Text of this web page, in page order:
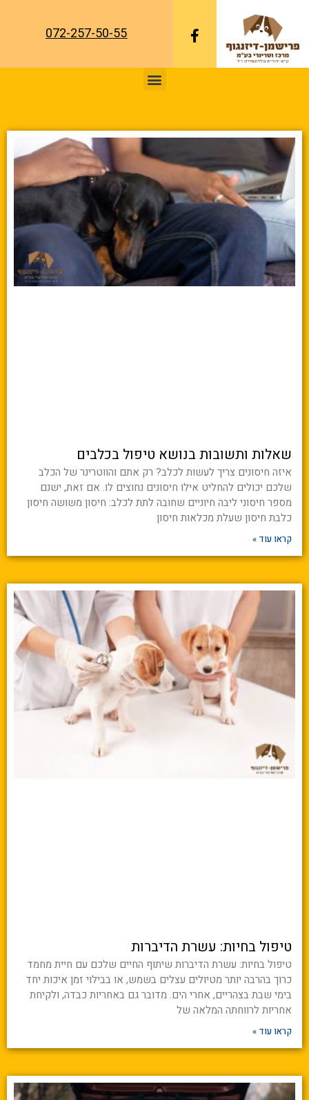
072-257-50-55
שאלות ותשובות בנושא טיפול בכלבים
איזה חיסונים צריך לעשות לכלב? רק אתם והווטרינר של הכלב
שלכם יכולים להחליט אילו חיסונים נחוצים לו. אם זאת, ישנם
מספר חיסוני ליבה חיוניים שחובה לתת לכלב: חיסון משושה חיסון
כלבת חיסון שעלת מכלאות חיסון
קראו עוד »
טיפול בחיות: עשרת הדיברות
טיפול בחיות: עשרת הדיברות שיתוף החיים שלכם עם חיית מחמד
כרוך בהרבה יותר מטיולים עצלים בשמש, או בבילוי זמן איכות יחד
בימי שבת בצהריים, אחרי הים. מדובר גם באחריות כבדה, ולקיחת
אחריות לרווחתה המלאה של
קראו עוד »